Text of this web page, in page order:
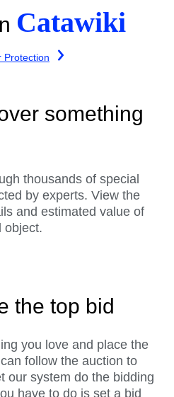
Catawiki
Protection
something
thousands of special
by experts. View the
and estimated value of
object.
the top bid
you love and place the
follow the auction to
our system do the bidding
have to do is set a bid